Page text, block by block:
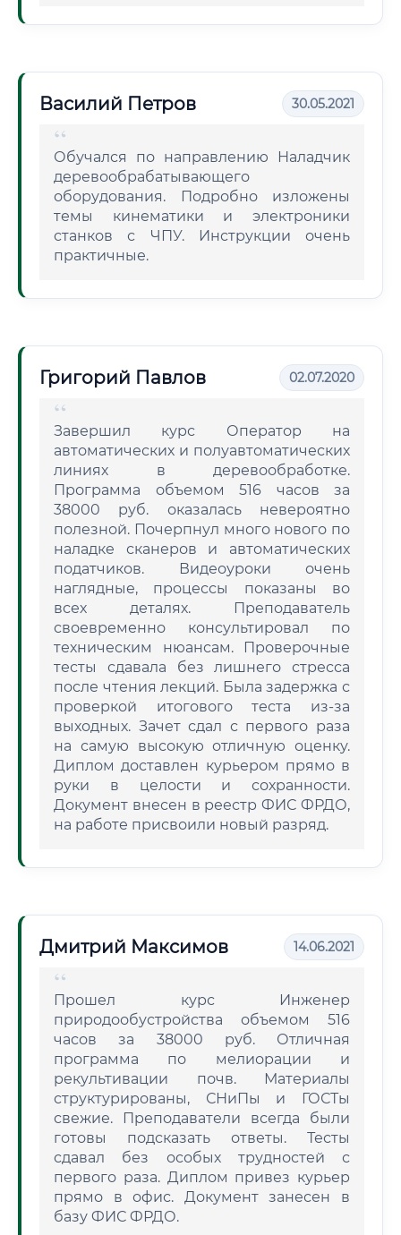
Василий Петров 30.05.2021
Обучался по направлению Наладчик
деревообрабатывающего
оборудования. Подробно изложены
темы кинематики и электроники
станков с ЧПУ. Инструкции очень
практичные.
Григорий Павлов 02.07.2020
Завершил курс Оператор на
автоматических и полуавтоматических
линиях в деревообработке.
Программа объемом 516 часов за
38000 руб. оказалась невероятно
полезной. Почерпнул много нового по
наладке сканеров и автоматических
податчиков. Видеоуроки очень
наглядные, процессы показаны во
всех деталях. Преподаватель
своевременно консультировал по
техническим нюансам. Проверочные
тесты сдавала без лишнего стресса
после чтения лекций. Была задержка с
проверкой итогового теста из-за
выходных. Зачет сдал с первого раза
на самую высокую отличную оценку.
Диплом доставлен курьером прямо в
руки в целости и сохранности.
Документ внесен в реестр ФИС ФРДО,
на работе присвоили новый разряд.
Дмитрий Максимов 14.06.2021
Прошел курс Инженер
природообустройства объемом 516
часов за 38000 руб. Отличная
программа по мелиорации и
рекультивации почв. Материалы
структурированы, СНиПы и ГОСТы
свежие. Преподаватели всегда были
готовы подсказать ответы. Тесты
сдавал без особых трудностей с
первого раза. Диплом привез курьер
прямо в офис. Документ занесен в
базу ФИС ФРДО.